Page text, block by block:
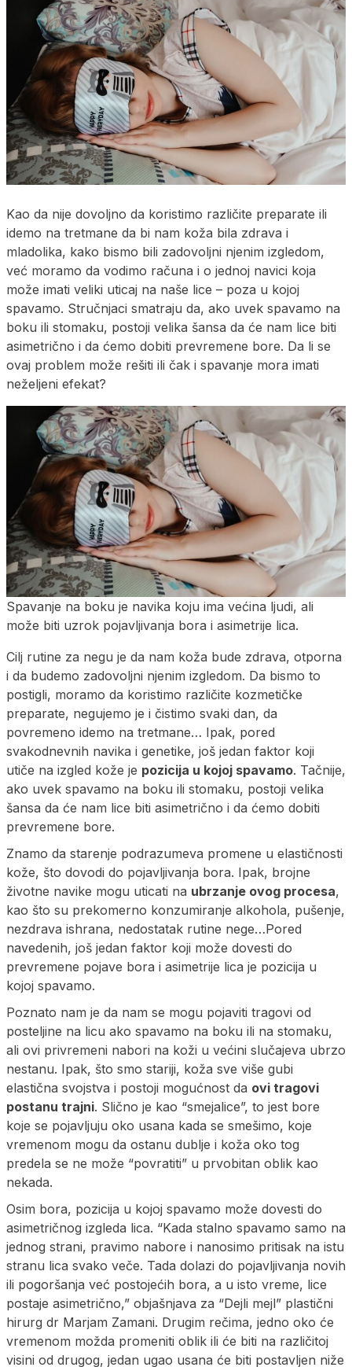
Kao da nije dovoljno da koristimo različite preparate ili
idemo na tretmane da bi nam koža bila zdrava i
mladolika, kako bismo bili zadovoljni njenim izgledom,
već moramo da vodimo računa i o jednoj navici koja
može imati veliki uticaj na naše lice – poza u kojoj
spavamo. Stručnjaci smatraju da, ako uvek spavamo na
boku ili stomaku, postoji velika šansa da će nam lice biti
asimetrično i da ćemo dobiti prevremene bore. Da li se
ovaj problem može rešiti ili čak i spavanje mora imati
neželjeni efekat?
Spavanje na boku je navika koju ima većina ljudi, ali
može biti uzrok pojavljivanja bora i asimetrije lica.
Cilj rutine za negu je da nam koža bude zdrava, otporna
i da budemo zadovoljni njenim izgledom. Da bismo to
postigli, moramo da koristimo različite kozmetičke
preparate, negujemo je i čistimo svaki dan, da
povremeno idemo na tretmane… Ipak, pored
svakodnevnih navika i genetike, još jedan faktor koji
utiče na izgled kože je pozicija u kojoj spavamo. Tačnije,
ako uvek spavamo na boku ili stomaku, postoji velika
šansa da će nam lice biti asimetrično i da ćemo dobiti
prevremene bore.
Znamo da starenje podrazumeva promene u elastičnosti
kože, što dovodi do pojavljivanja bora. Ipak, brojne
životne navike mogu uticati na ubrzanje ovog procesa,
kao što su prekomerno konzumiranje alkohola, pušenje,
nezdrava ishrana, nedostatak rutine nege…Pored
navedenih, još jedan faktor koji može dovesti do
prevremene pojave bora i asimetrije lica je pozicija u
kojoj spavamo.
Poznato nam je da nam se mogu pojaviti tragovi od
posteljine na licu ako spavamo na boku ili na stomaku,
ali ovi privremeni nabori na koži u većini slučajeva ubrzo
nestanu. Ipak, što smo stariji, koža sve više gubi
elastična svojstva i postoji mogućnost da ovi tragovi
postanu trajni. Slično je kao “smejalice”, to jest bore
koje se pojavljuju oko usana kada se smešimo, koje
vremenom mogu da ostanu dublje i koža oko tog
predela se ne može “povratiti” u prvobitan oblik kao
nekada.
Osim bora, pozicija u kojoj spavamo može dovesti do
asimetričnog izgleda lica. “Kada stalno spavamo samo na
jednog strani, pravimo nabore i nanosimo pritisak na istu
stranu lica svako veče. Tada dolazi do pojavljivanja novih
ili pogoršanja već postojećih bora, a u isto vreme, lice
postaje asimetrično,” objašnjava za “Dejli mejl” plastični
hirurg dr Marjam Zamani. Drugim rečima, jedno oko će
vremenom možda promeniti oblik ili će biti na različitoj
visini od drugog, jedan ugao usana će biti postavljen niže